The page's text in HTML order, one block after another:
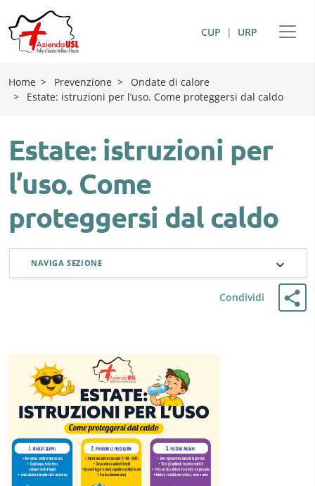
CUP | URP
Home > Prevenzione >
Ondate di calore
>
Estate: istruzioni per l’uso. Come proteggersi dal caldo
Estate: istruzioni per
l’uso. Come
proteggersi dal caldo
Condividi
NAVIGA SEZIONE